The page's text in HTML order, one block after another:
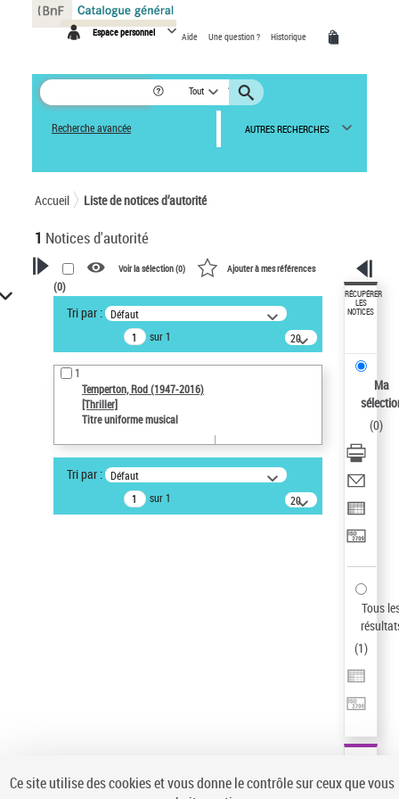
Espace personnel Aide Une question ? Historique
Tout
Recherche avancée AUTRES RECHERCHES
Accueil Liste de notices d’autorité
1 Notices d'autorité
VOTRE RECHERCHE
Recherche avancée dans les
notices d’autorité
Œuvres liées à l'auteur :
Temperton, Rod (1947-2016)
Type de notice d'autorité
Type de notice d'autorité
Voir la sélection (0) Ajouter à mes références
(0)
Tri par : Défaut
sur 1
20
résultats/page
1
Temperton, Rod (1947-2016)
[Thriller]
Titre uniforme musical
Tri par : Défaut
sur 1
20
résultats/page
RÉCUPÉRER
LES
NOTICES
Ma
(0)
Tous
(1)
Panneau de gestion des cookies
Ce site utilise des cookies et vous donne le contrôle sur ceux que vous